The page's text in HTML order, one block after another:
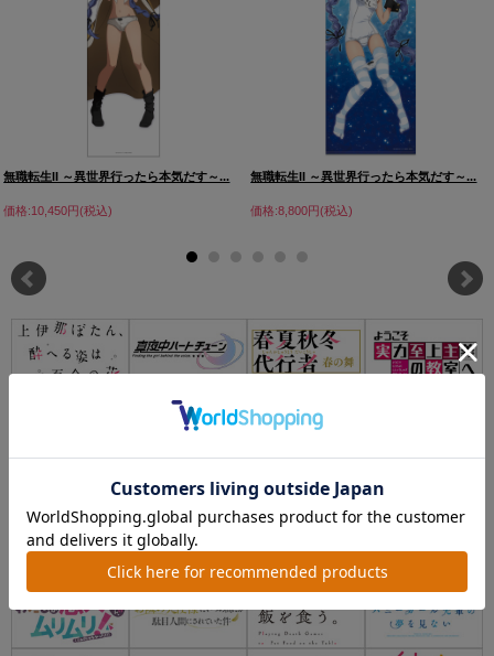
無職転生II ～異世界行ったら本気だす～...
価格:10,450円(税込)
無職転生II ～異世界行ったら本気だす～...
価格:8,800円(税込)